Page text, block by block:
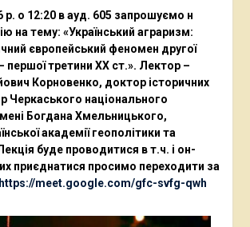
р. о 12:20 в ауд. 605 запрошуємо н
на тему: «Український аграризм:
європейський феномен другої
першої третини ХХ ст.». Лектор –
Корновенко, доктор історичних
Черкаського національного
Богдана Хмельницького,
академії геополітики та
буде проводитися в т.ч. і он-
приєднатися просимо переходити за
https://meet.google.com/gfc-svfg-qwh